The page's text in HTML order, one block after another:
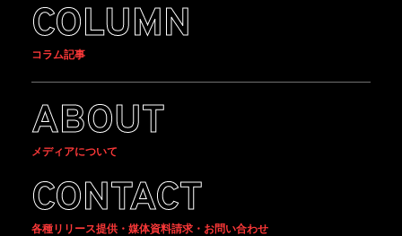
COLUMN
コラム記事
ABOUT
メディアについて
CONTACT
各種リリース提供・媒体資料請求・お問い合わせ